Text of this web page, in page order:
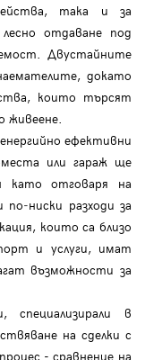
така и за
отдаване под
Двустайните
докато
които търсят
живеене.
ефективни
или гараж ще
като отговаря на
разходи за
които са близо
и услуги, имат
възможности за
в
на сделки с
- сравнение на